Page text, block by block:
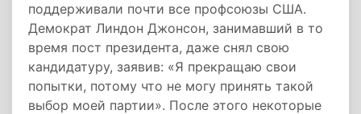
поддерживали почти все профсоюзы США.
Демократ Линдон Джонсон, занимавший в то
время пост президента, даже снял свою
кандидатуру, заявив: «Я прекращаю свои
попытки, потому что не могу принять такой
выбор моей партии». После этого некоторые